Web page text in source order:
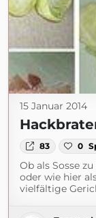
15 Januar 2014
83 0
Ob als Sosse
oder wie hier
vielfältige